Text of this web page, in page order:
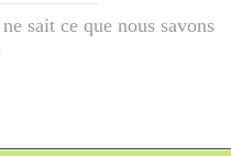
sait ce que nous savons